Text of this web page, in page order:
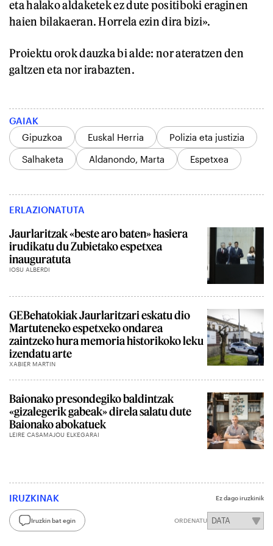
eta halako aldaketek ez dute positiboki eraginen
haien bilakaeran. Horrela ezin dira bizi».
Proiektu orok dauzka bi alde: nor ateratzen den
galtzen eta nor irabazten.
GAIAK
Gipuzkoa
Euskal Herria
Polizia eta justizia
Salhaketa
Aldanondo, Marta Espetxea
ERLAZIONATUTA
Jaurlaritzak «beste aro baten» hasiera
irudikatu du Zubietako espetxea
inauguratuta
IOSU ALBERDI
GEBehatokiak Jaurlaritzari eskatu dio
Martuteneko espetxeko ondarea
zaintzeko hura memoria historikoko leku
izendatu arte
XABIER MARTIN
Baionako presondegiko baldintzak
«gizalegerik gabeak» direla salatu dute
Baionako abokatuek
LEIRE CASAMAJOU ELKEGARAI
IRUZKINAK Ez dago iruzkinik
Iruzkin bat egin ORDENATU